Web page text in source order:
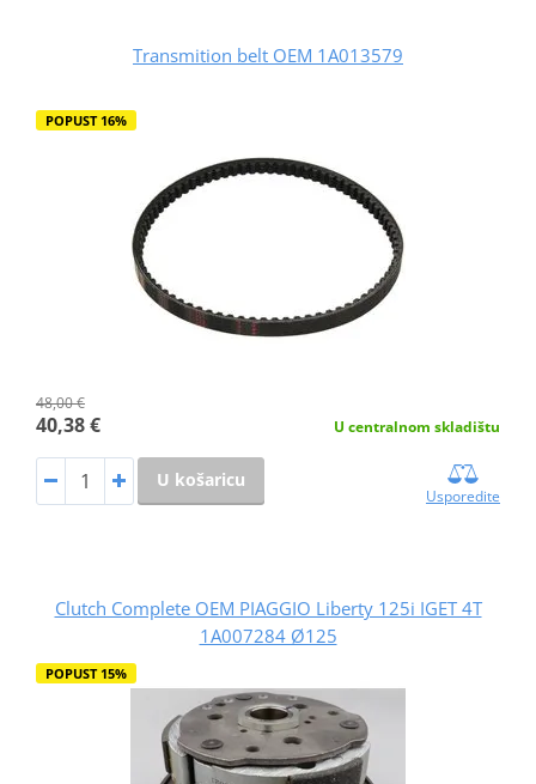
Transmition belt OEM 1A013579
POPUST 16%
48,00 €
40,38 € U centralnom skladištu
U košaricu
Usporedite
Clutch Complete OEM PIAGGIO Liberty 125i IGET 4T
1A007284 Ø125
POPUST 15%